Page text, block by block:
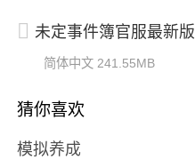
未定事件簿官服最新版
简体中文 241.55MB
猜你喜欢
模拟养成